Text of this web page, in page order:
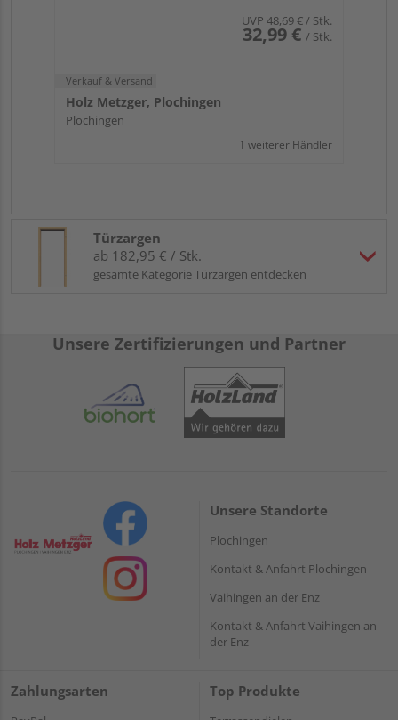
UVP 48,69 €/ Stk.
32,99 € / Stk.
Verkauf & Versand
Holz Metzger, Plochingen
Plochingen
1 weiterer Händler
Türzargen
ab 182,95 € / Stk.
gesamte Kategorie Türzargen entdecken
Unsere Zertifizierungen und Partner
Unsere Standorte
Plochingen
Kontakt & Anfahrt Plochingen
Vaihingen an der Enz
Kontakt & Anfahrt Vaihingen an
der Enz
Zahlungsarten Top Produkte